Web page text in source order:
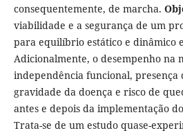
consequentemente, de marcha.
viabilidade e a segurança de um
para equilíbrio estático e dinâmico
Adicionalmente, o desempenho na
independência funcional, presença
gravidade da doença e risco de
antes e depois da implementação
Trata-se de um estudo quase-